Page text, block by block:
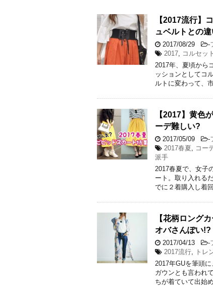
【2017流行】
ュベルトとの
2017/08/29 -
2017, コルセット
2017年、夏頃から
ッションとしてコ
ルトに変わって、
【2017】黄色
ーデ難しい?
2017/05/09 -
2017春夏, コー
派手
2017春夏で、女子
ート。取り入れる
でに２着購入し着
【花柄ロング
オバさんぽい!?
2017/04/13 -
2017流行, トレ
2017年GUを筆頭
ガウンとも言われ
ちが着ていて出始